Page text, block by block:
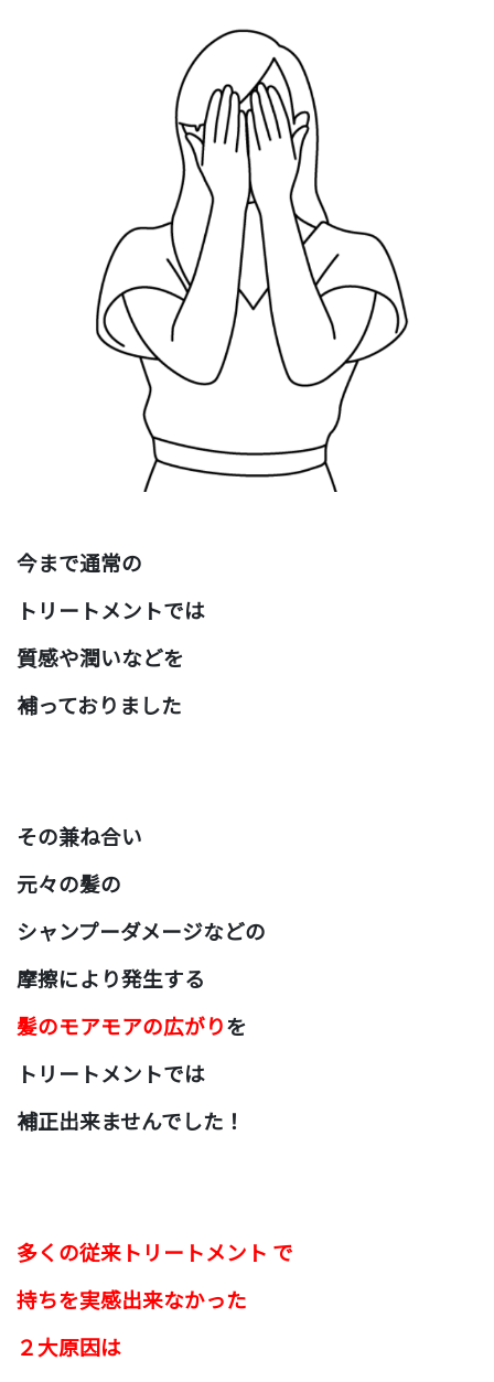
今まで通常の
トリートメントでは
質感や潤いなどを
補っておりました
その兼ね合い
元々の髪の
シャンプーダメージなどの
摩擦により発生する
髪のモアモアの広がりを
トリートメントでは
補正出来ませんでした！
多くの従来トリートメント で
持ちを実感出来なかった
２大原因は